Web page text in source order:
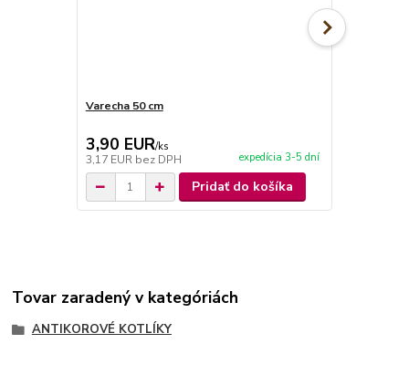
Varecha 50 cm
3,90 EUR/ks
3,17 EUR bez DPH expedícia 3-5 dní
Pridať do košíka
Tovar zaradený v kategóriách
ANTIKOROVÉ KOTLÍKY